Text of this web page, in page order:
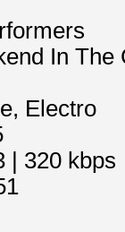
In The
Electro
| 320 kbps